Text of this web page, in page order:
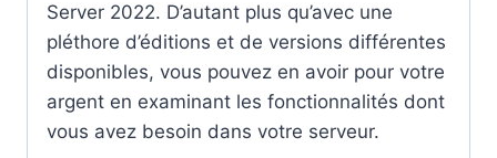
Server 2022. D’autant plus qu’avec une
pléthore d’éditions et de versions différentes
disponibles, vous pouvez en avoir pour votre
argent en examinant les fonctionnalités dont
vous avez besoin dans votre serveur.